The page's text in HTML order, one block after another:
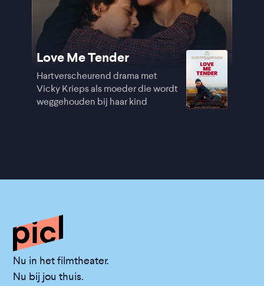
Love Me Tender
Hartverscheurend drama met
Vicky Krieps als moeder die wordt
weggehouden bij haar kind
Nu in het filmtheater.
Nu bij jou thuis.